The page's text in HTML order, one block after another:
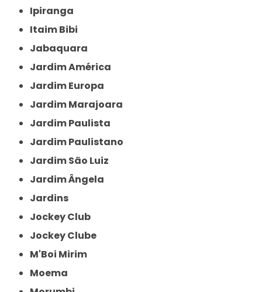
Ipiranga
Itaim Bibi
Jabaquara
Jardim América
Jardim Europa
Jardim Marajoara
Jardim Paulista
Jardim Paulistano
Jardim São Luiz
Jardim Ângela
Jardins
Jockey Club
Jockey Clube
M'Boi Mirim
Moema